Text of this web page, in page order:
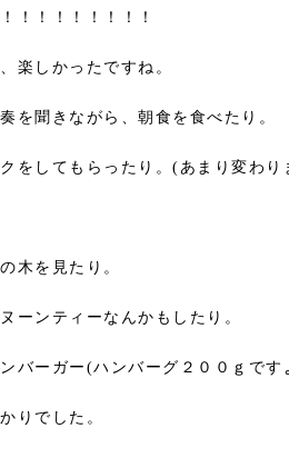
！！！！！！！！
楽しかったですね。
を聞きながら、朝食を食べたり。
をしてもらったり。(あまり変わ
木を見たり。
ーンティーなんかもしたり。
バーガー(ハンバーグ２００ｇです
りでした。